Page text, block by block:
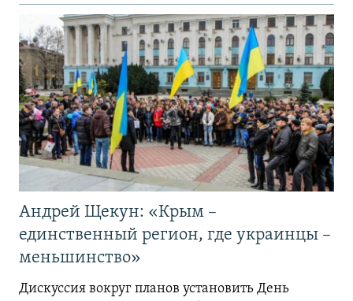
Андрей Щекун: «Крым –
единственный регион, где украинцы –
меньшинство»
Дискуссия вокруг планов установить День